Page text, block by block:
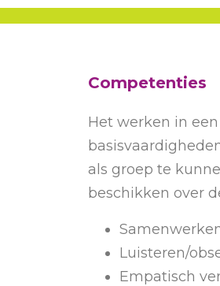
Competenties
Het werken in
als groep te
beschikken over
Luisteren/
Empatisch